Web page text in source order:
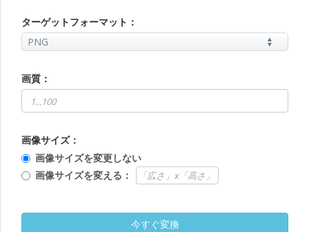
ターゲットフォーマット：
画質：
画像サイズ：
画像サイズを変更しない
画像サイズを変える：